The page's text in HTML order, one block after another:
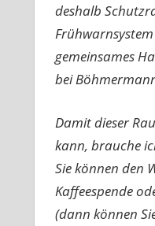
deshalb
gemeinsames
bei
Damit dieser
kann, brauche
Sie können den
Kaffeespende
(dann können